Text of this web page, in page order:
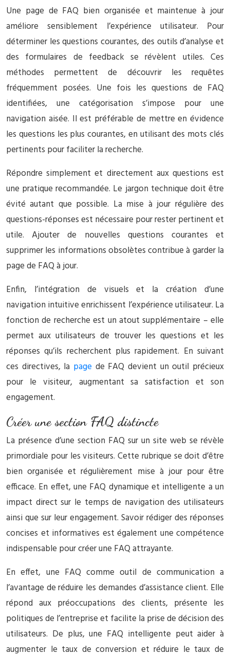
Une page de FAQ bien organisée et maintenue à jour
améliore sensiblement l’expérience utilisateur. Pour
déterminer les questions courantes, des outils d’analyse et
des formulaires de feedback se révèlent utiles. Ces
méthodes permettent de découvrir les requêtes
fréquemment posées. Une fois les questions de FAQ
identifiées, une catégorisation s’impose pour une
navigation aisée. Il est préférable de mettre en évidence
les questions les plus courantes, en utilisant des mots clés
pertinents pour faciliter la recherche.
Répondre simplement et directement aux questions est
une pratique recommandée. Le jargon technique doit être
évité autant que possible. La mise à jour régulière des
questions-réponses est nécessaire pour rester pertinent et
utile. Ajouter de nouvelles questions courantes et
supprimer les informations obsolètes contribue à garder la
page de FAQ à jour.
Enfin, l’intégration de visuels et la création d’une
navigation intuitive enrichissent l’expérience utilisateur. La
fonction de recherche est un atout supplémentaire – elle
permet aux utilisateurs de trouver les questions et les
réponses qu’ils recherchent plus rapidement. En suivant
ces directives, la page de FAQ devient un outil précieux
pour le visiteur, augmentant sa satisfaction et son
engagement.
Créer une section FAQ distincte
La présence d’une section FAQ sur un site web se révèle
primordiale pour les visiteurs. Cette rubrique se doit d’être
bien organisée et régulièrement mise à jour pour être
efficace. En effet, une FAQ dynamique et intelligente a un
impact direct sur le temps de navigation des utilisateurs
ainsi que sur leur engagement. Savoir rédiger des réponses
concises et informatives est également une compétence
indispensable pour créer une FAQ attrayante.
En effet, une FAQ comme outil de communication a
l’avantage de réduire les demandes d’assistance client. Elle
répond aux préoccupations des clients, présente les
politiques de l’entreprise et facilite la prise de décision des
utilisateurs. De plus, une FAQ intelligente peut aider à
augmenter le taux de conversion et réduire le taux de